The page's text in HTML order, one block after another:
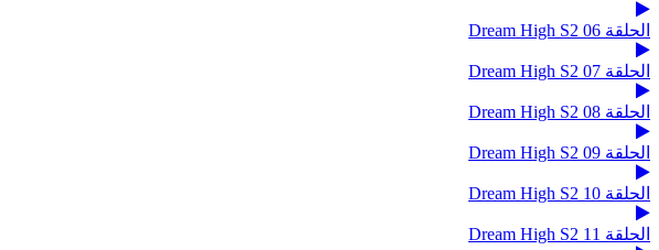
الحلقة 06 Dream High S2
الحلقة 07 Dream High S2
الحلقة 08 Dream High S2
الحلقة 09 Dream High S2
الحلقة 10 Dream High S2
الحلقة 11 Dream High S2